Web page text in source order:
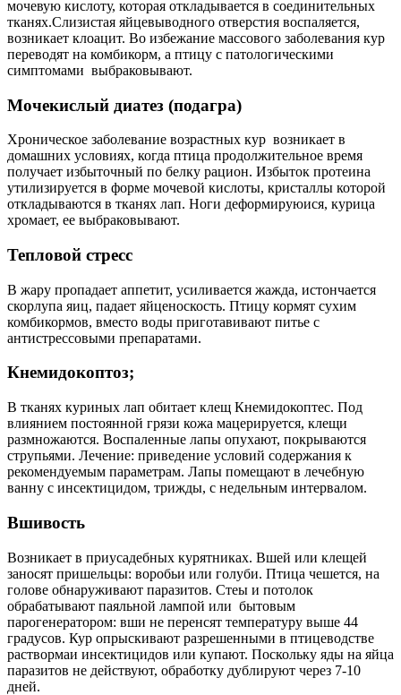
мочевую кислоту, которая откладывается в соединительных
тканях.Слизистая яйцевыводного отверстия воспаляется,
возникает клоацит. Во избежание массового заболевания кур
переводят на комбикорм, а птицу с патологическими
симптомами выбраковывают.
Мочекислый диатез (подагра)
Хроническое заболевание возрастных кур возникает в
домашних условиях, когда птица продолжительное время
получает избыточный по белку рацион. Избыток протеина
утилизируется в форме мочевой кислоты, кристаллы которой
откладываются в тканях лап. Ноги деформируюися, курица
хромает, ее выбраковывают.
Тепловой стресс
В жару пропадает аппетит, усиливается жажда, истончается
скорлупа яиц, падает яйценоскость. Птицу кормят сухим
комбикормов, вместо воды приготавивают питье с
антистрессовыми препаратами.
Кнемидокоптоз;
В тканях куриных лап обитает клещ Кнемидокоптес. Под
влиянием постоянной грязи кожа мацерируется, клещи
размножаются. Воспаленные лапы опухают, покрываются
струпьями. Лечение: приведение условий содержания к
рекомендуемым параметрам. Лапы помещают в лечебную
ванну с инсектицидом, трижды, с недельным интервалом.
Вшивость
Возникает в приусадебных курятниках. Вшей или клещей
заносят пришельцы: воробьи или голуби. Птица чешется, на
голове обнаруживают паразитов. Стеы и потолок
обрабатывают паяльной лампой или бытовым
парогенератором: вши не перенсят температуру выше 44
градусов. Кур опрыскивают разрешенными в птицеводстве
раствормаи инсектицидов или купают. Поскольку яды на яйца
паразитов не действуют, обработку дублируют через 7-10
дней.